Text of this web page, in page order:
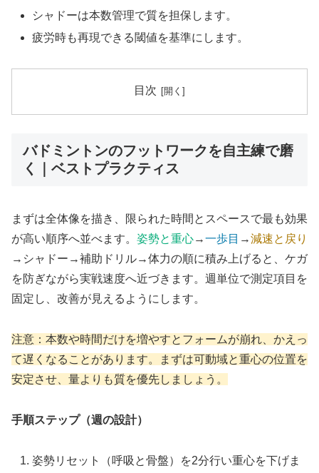
シャドーは本数管理で質を担保します。
疲労時も再現できる閾値を基準にします。
目次
バドミントンのフットワークを自主練で磨
く｜ベストプラクティス
まずは全体像を描き、限られた時間とスペースで最も効果
が高い順序へ並べます。 姿勢と重心→一歩目 →減速と戻り
→シャドー→補助ドリル→体力の順に積み上げると、ケガ
を防ぎながら実戦速度へ近づきます。週単位で測定項目を
固定し、改善が見えるようにします。
注意：本数や時間だけを増やすとフォームが崩れ、かえっ
て遅くなることがあります。まずは可動域と重心の位置を
安定させ、量よりも質を優先しましょう。
手順ステップ（週の設計）
姿勢リセット（呼吸と骨盤）を2分行い重心を下げま